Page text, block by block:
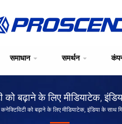
समाधान समर्थन
को बढ़ाने के लिए मीडियाटेक,
को बढ़ाने के लिए मीडियाटेक, इंडिया के साथ